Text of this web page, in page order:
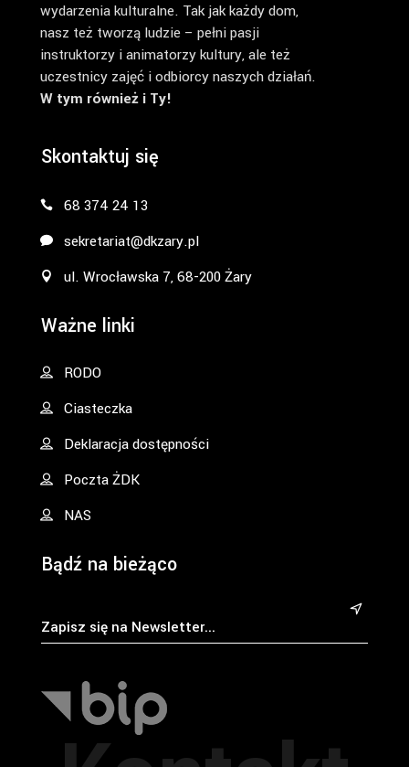
wydarzenia kulturalne. Tak jak każdy dom,
nasz też tworzą ludzie – pełni pasji
instruktorzy i animatorzy kultury, ale też
uczestnicy zajęć i odbiorcy naszych działań.
W tym również i Ty!
Skontaktuj się
68 374 24 13
sekretariat@dkzary.pl
ul. Wrocławska 7, 68-200 Żary
Ważne linki
RODO
Ciasteczka
Deklaracja dostępności
Poczta ŻDK
NAS
Bądź na bieżąco
&